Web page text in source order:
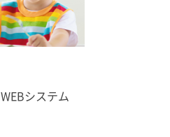
WEBシステム